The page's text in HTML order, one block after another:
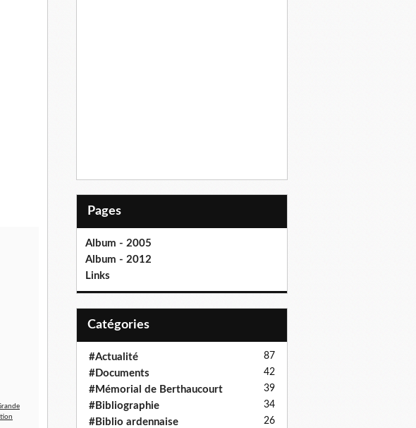
Pages
Album - 2005
Album - 2012
Links
Catégories
#Actualité 87
#Documents 42
#Mémorial de Berthaucourt 39
#Bibliographie 34
#Biblio ardennaise 26